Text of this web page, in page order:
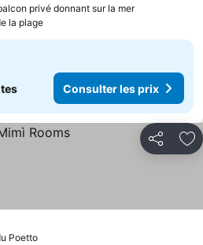
privé donnant sur la mer
la plage
Consulter les prix
Partager
Poetto